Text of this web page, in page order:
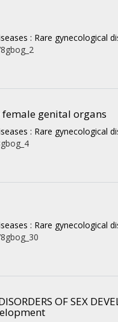
: Rare gynecological
genital organs
: Rare gynecological
: Rare gynecological
OF SEX